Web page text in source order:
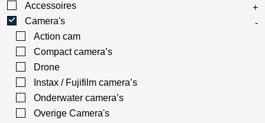
Accessoires
Camera's
Action cam
Compact camera’s
Drone
Instax / Fujifilm camera’s
Onderwater camera’s
Overige Camera's